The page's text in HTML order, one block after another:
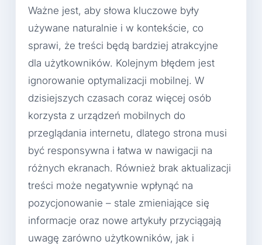
Ważne jest, aby słowa kluczowe były
używane naturalnie i w kontekście, co
sprawi, że treści będą bardziej atrakcyjne
dla użytkowników. Kolejnym błędem jest
ignorowanie optymalizacji mobilnej. W
dzisiejszych czasach coraz więcej osób
korzysta z urządzeń mobilnych do
przeglądania internetu, dlatego strona musi
być responsywna i łatwa w nawigacji na
różnych ekranach. Również brak aktualizacji
treści może negatywnie wpłynąć na
pozycjonowanie – stale zmieniające się
informacje oraz nowe artykuły przyciągają
uwagę zarówno użytkowników, jak i